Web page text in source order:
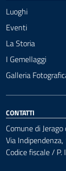
Luoghi
Eventi
La Storia
I Gemellaggi
Galleria
CONTATTI
Comune di
Via
Codice fiscale /